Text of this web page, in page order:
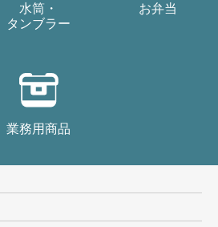
水筒・
タンブラー
お弁当
業務用商品